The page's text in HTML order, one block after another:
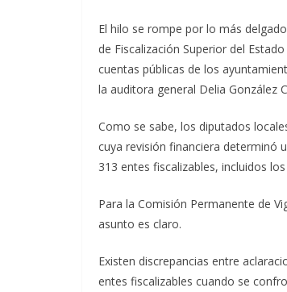
El hilo se rompe por lo más
de Fiscalización Superior del
cuentas públicas de los
la auditora general Delia González
Como se sabe, los diputados
cuya revisión financiera determinó
313 entes fiscalizables, incluidos
Para la Comisión Permanente de
asunto es claro.
Existen discrepancias entre
entes fiscalizables cuando se